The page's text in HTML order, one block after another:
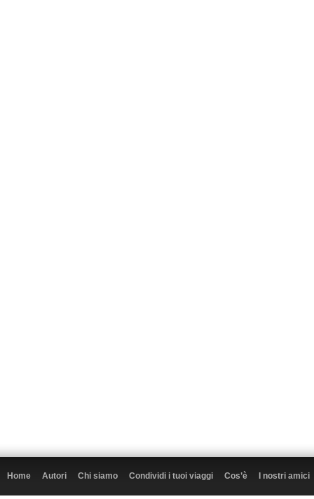
Home Autori Chi siamo Condividi i tuoi viaggi Cos’è I nostri amici